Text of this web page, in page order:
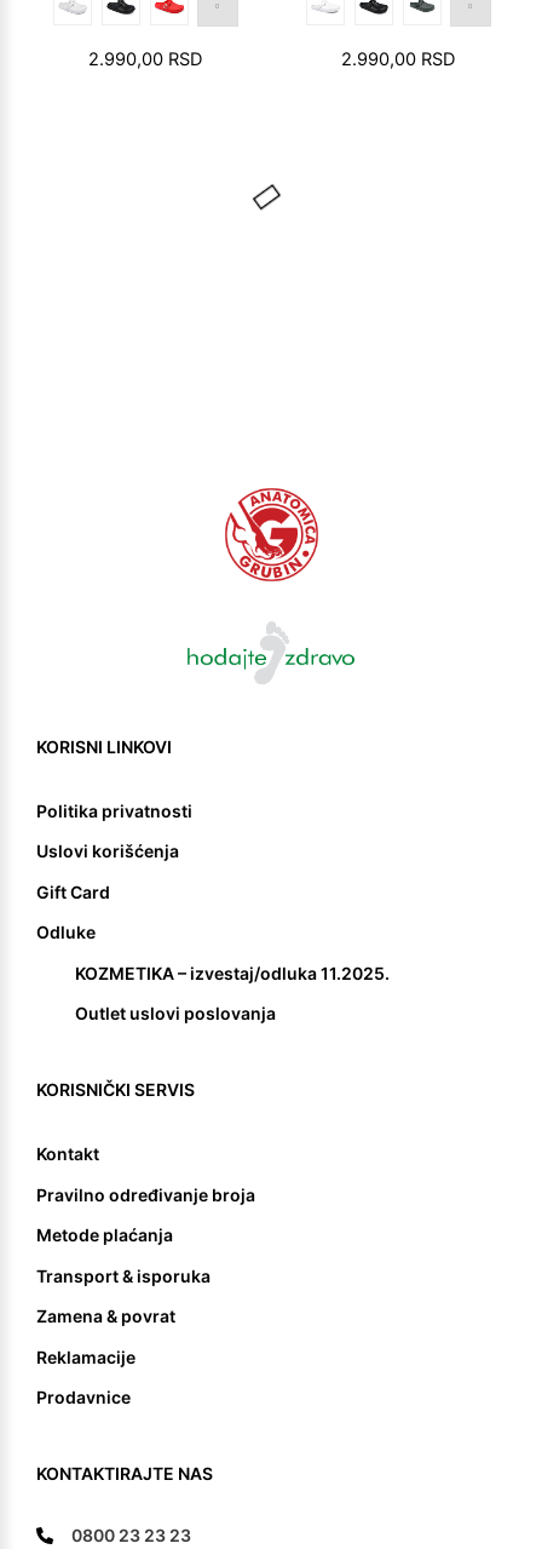
2.990,00 RSD 2.990,00 RSD
KORISNI LINKOVI
Politika privatnosti
Uslovi korišćenja
Gift Card
Odluke
KOZMETIKA – izvestaj/odluka 11.2025.
Outlet uslovi poslovanja
KORISNIČKI SERVIS
Kontakt
Pravilno određivanje broja
Metode plaćanja
Transport & isporuka
Zamena & povrat
Reklamacije
Prodavnice
KONTAKTIRAJTE NAS
0800 23 23 23